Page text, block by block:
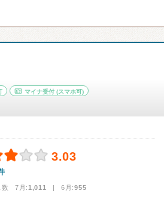
マイナ受付 (スマホ可)
3.03
数 7月:1,011 | 6月:955